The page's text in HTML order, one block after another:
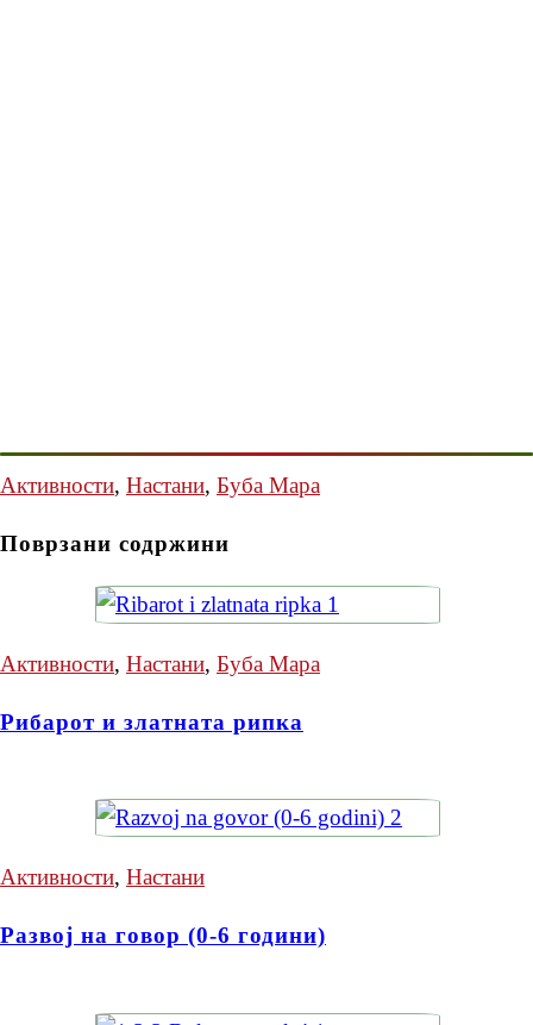
Активности, Настани, Буба Мара
Поврзани содржини
Активности, Настани, Буба Мара
Рибарот и златната рипка
Активности, Настани
Развој на говор (0-6 години)